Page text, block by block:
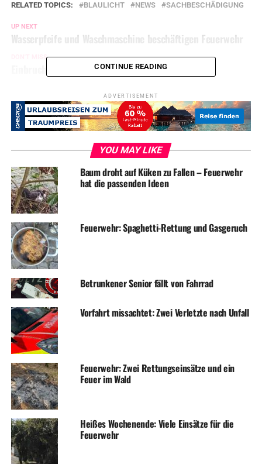
RELATED TOPICS: BLAULICHT NEWS SACHBESCHÄDIGUNG
UP NEXT
Wasserpfeife und Waschmaschine beschäftigen Feuerwehr
DON'T MISS
Einbruch in Lebensmittelgeschäft
CONTINUE READING
ADVERTISEMENT
YOU MAY LIKE
Baum droht auf Küken zu Fallen – Feuerwehr
hat die passenden Ideen
Feuerwehr: Spaghetti-Rettung und Gasgeruch
Betrunkener Senior fällt von Fahrrad
Vorfahrt missachtet: Zwei Verletzte nach Unfall
Feuerwehr: Zwei Rettungseinsätze und ein
Feuer im Wald
Heißes Wochenende: Viele Einsätze für die
Feuerwehr